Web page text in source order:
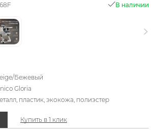
В наличии
Бежевый
Gloria
пластик, экокожа, полиэстер
Купить в 1 клик